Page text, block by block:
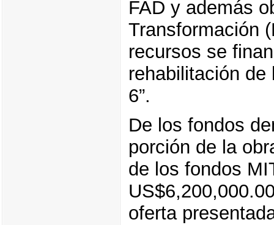
FAD y además
Transformación
recursos se
rehabilitación de
6”.
De los fondos
porción de la
de los fondos
oferta